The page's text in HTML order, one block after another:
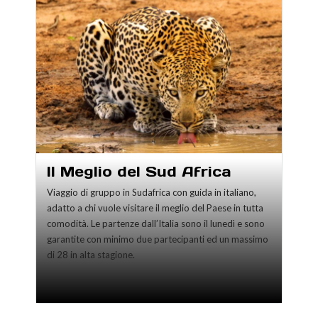
Il Meglio del Sud Africa
Viaggio di gruppo in Sudafrica con guida in italiano,
adatto a chi vuole visitare il meglio del Paese in tutta
comodità. Le partenze dall’Italia sono il lunedì e sono
garantite con minimo due partecipanti ed un massimo
di 28 in alta stagione.